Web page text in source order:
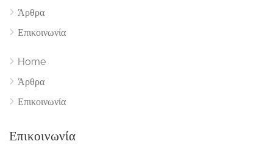
Άρθρα
Επικοινωνία
Home
Άρθρα
Επικοινωνία
Επικοινωνία